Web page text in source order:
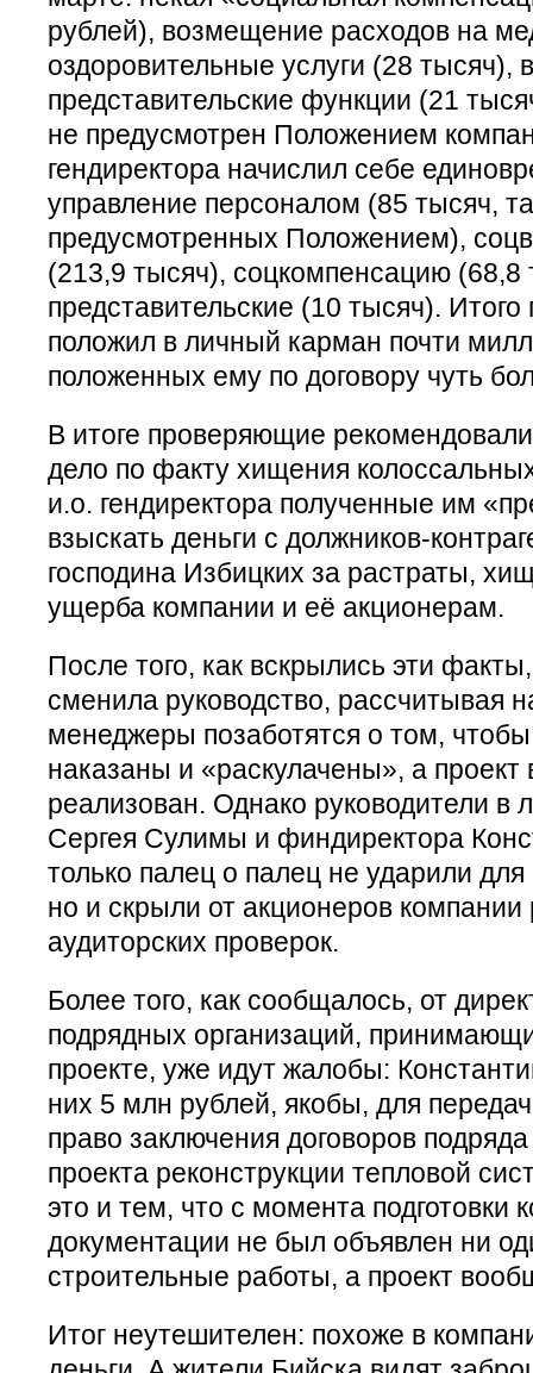
рублей), возмещение расходов на
оздоровительные услуги (28 тысяч),
представительские функции (21
не предусмотрен Положением
гендиректора начислил себе
управление персоналом (85 тысяч,
предусмотренных Положением),
(213,9 тысяч), соцкомпенсацию (68,8
представительские (10 тысяч). Итого
положил в личный карман почти
положенных ему по договору чуть
В итоге проверяющие рекомендовали
дело по факту хищения
и.о. гендиректора полученные им
взыскать деньги с должников-
господина Избицких за растраты,
ущерба компании и её акционерам.
После того, как вскрылись эти
сменила руководство, рассчитывая
менеджеры позаботятся о том,
наказаны и «раскулачены», а проект
реализован. Однако руководители в
Сергея Сулимы и финдиректора
только палец о палец не ударили
но и скрыли от акционеров компании
аудиторских проверок.
Более того, как сообщалось, от
подрядных организаций,
проекте, уже идут жалобы:
них 5 млн рублей, якобы, для
право заключения договоров
проекта реконструкции тепловой
это и тем, что с момента подготовки
документации не был объявлен ни
строительные работы, а проект
Итог неутешителен: похоже в